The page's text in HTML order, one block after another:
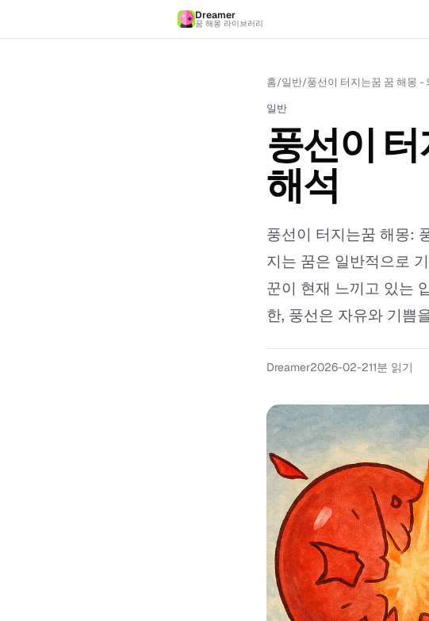
Dreamer
꿈 해몽 라이브러리
홈/일반/풍선이 터지는꿈 꿈 해몽 -
일반
풍선이
해석
풍선이 터지는꿈 해몽:
지는 꿈은 일반적으로
꾼이 현재 느끼고 있는
한, 풍선은 자유와 기쁨
Dreamer2026-02-211분 읽기